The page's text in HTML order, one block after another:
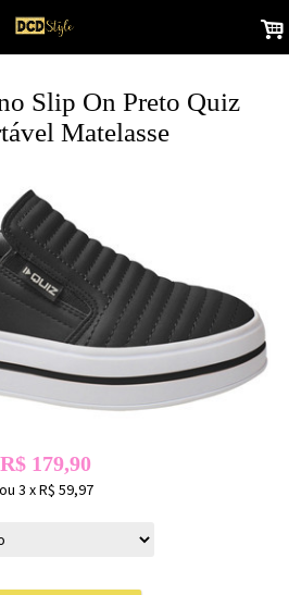
.
Slip On Preto Quiz
Matelasse
R$ 179,90
ou 3 xR$ 59,97